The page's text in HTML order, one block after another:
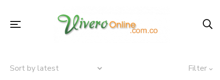
Filter